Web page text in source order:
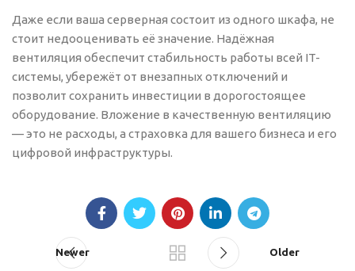
Даже если ваша серверная состоит из одного шкафа, не
стоит недооценивать её значение. Надёжная
вентиляция обеспечит стабильность работы всей IT-
системы, убережёт от внезапных отключений и
позволит сохранить инвестиции в дорогостоящее
оборудование. Вложение в качественную вентиляцию
— это не расходы, а страховка для вашего бизнеса и его
цифровой инфраструктуры.
Newer Older